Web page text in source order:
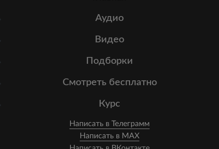
Аудио
Видео
Подборки
Смотреть бесплатно
Курс
Написать в Телеграмм
Написать в MAX